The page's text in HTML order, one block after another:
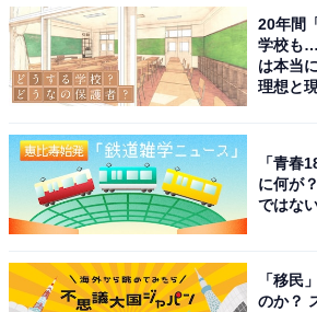
20年間
学校も…
は本当
理想と
「青春
に何が
ではな
「移民
のか？